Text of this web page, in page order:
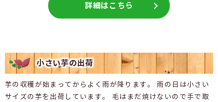
詳細はこちら
小さい芋の出荷
芋の収穫が始まってからよく雨が降ります。 雨の日は小さい
サイズの芋を出荷しています。 毛はまだ焼けないので手で取